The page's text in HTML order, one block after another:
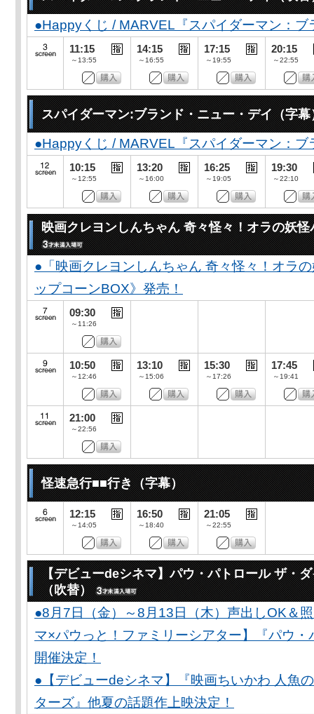
●Happyくじ / MARVEL『スパイダーマン：
11:15
～13:55
14:15
～16:55
17:15
～19:55
20:15
～22:55
スパイダーマン:ブランド・ニュー・デイ（字幕
●Happyくじ / MARVEL『スパイダーマン：
10:15
～12:55
13:20
～16:00
16:25
～19:05
19:30
～22:10
映画クレヨンしんちゃん 奇々怪々！オラの妖怪
●「映画クレヨンしんちゃん 奇々怪々！オラ
ップコーンBOX》発売！
09:30
～11:26
10:50
～12:46
13:10
～15:06
15:30
～17:26
17:45
～19:41
21:00
～22:56
怪速急行■■行き（字幕）
12:15
～14:05
16:50
～18:40
21:05
～22:55
【デビューdeシネマ】パウ・パトロール ザ・
（吹替）
●8月7日（金）～8月13日（木）声出しOK＆
マ×パウっと！ファミリーシアター】『パウ
開催決定！
●【デビューdeシネマ】『映画ちいかわ 人魚
ターズ』他夏の話題作上映決定！